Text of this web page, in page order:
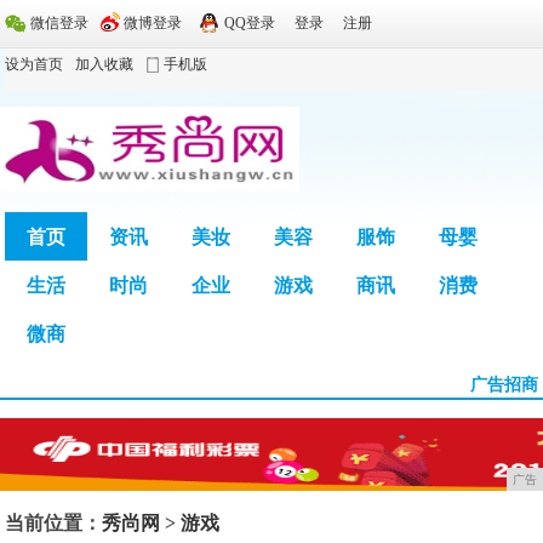
微信登录 微博登录 QQ登录 登录 注册
设为首页 加入收藏 手机版
首页 资讯 美妆 美容 服饰 母婴
生活 时尚 企业 游戏 商讯 消费
微商
广告招商
广告
当前位置：秀尚网 >游戏